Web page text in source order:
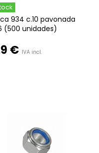
934 c.10 pavonada
(500 unidades)
€ IVA incl.